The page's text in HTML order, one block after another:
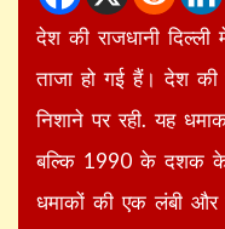
देश की राजधानी
ताजा हो गई हैं। देश की
निशाने पर रही. यह
बल्कि 1990 के दशक के
धमाकों की एक लंबी और